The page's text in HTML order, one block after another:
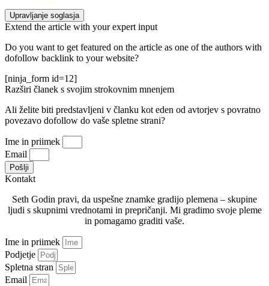
Upravljanje soglasja
Extend the article with your expert input
Do you want to get featured on the article as one of the authors with
dofollow backlink to your website?
[ninja_form id=12]
Razširi članek s svojim strokovnim mnenjem
Ali želite biti predstavljeni v članku kot eden od avtorjev s povratno
povezavo dofollow do vaše spletne strani?
Ime in priimek
Email
Pošlji
Kontakt
Seth Godin pravi, da uspešne znamke gradijo plemena – skupine
ljudi s skupnimi vrednotami in prepričanji. Mi gradimo svoje pleme
in pomagamo graditi vaše.
Ime in priimek
Podjetje
Spletna stran
Email